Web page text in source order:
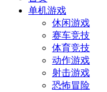
单机游戏
休闲游戏
赛车竞技
体育竞技
动作游戏
射击游戏
恐怖冒险